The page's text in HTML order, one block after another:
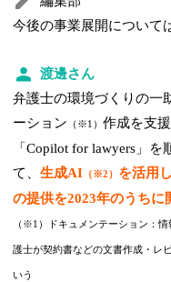
今後の事業展開について
渡邊さん
弁護士の環境づくりの一
ーション （※1）作成を支
「Copilot for lawyers」
て、生成AI （※2） を活用
の提供を2023年のうちに
（※1）ドキュメンテーション：
護士が契約書などの文書作成・レ
いう